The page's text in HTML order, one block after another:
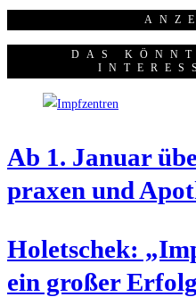
DAS
Ab 1. Janu­ar
pra­xen und
Holet­schek:
ein gro­ßer